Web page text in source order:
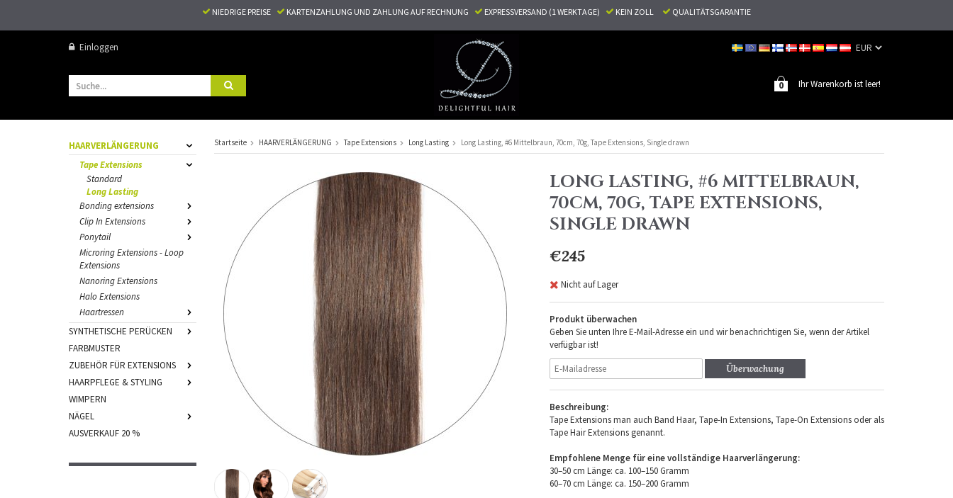
NIEDRIGE PREISE KARTENZAHLUNG UND ZAHLUNG AUF RECHNUNG EXPRESSVERSAND (1 WERKTAGE) KEIN ZOLL QUALITÄTSGARANTIE
Einloggen
Ihr Warenkorb ist leer!
0
HAARVERLÄNGERUNG
Tape Extensions
Standard
Long Lasting
Bonding extensions
Clip In Extensions
Ponytail
Microring Extensions - Loop
Extensions
Nanoring Extensions
Halo Extensions
Haartressen
SYNTHETISCHE PERÜCKEN
FARBMUSTER
ZUBEHÖR FÜR EXTENSIONS
HAARPFLEGE & STYLING
WIMPERN
NÄGEL
AUSVERKAUF 20 %
Startseite HAARVERLÄNGERUNG Tape Extensions Long Lasting Long Lasting, #6 Mittelbraun, 70cm, 70g, Tape Extensions, Single drawn
LONG LASTING, #6 MITTELBRAUN,
70CM, 70G, TAPE EXTENSIONS,
SINGLE DRAWN
€245
Nicht auf Lager
Produkt überwachen
Geben Sie unten Ihre E-Mail-Adresse ein und wir benachrichtigen Sie, wenn der Artikel
verfügbar ist!
Überwachung
Beschreibung:
Tape Extensions man auch Band Haar, Tape-In Extensions, Tape-On Extensions oder als
Tape Hair Extensions genannt.
Empfohlene Menge für eine vollständige Haarverlängerung:
30–50 cm Länge: ca. 100–150 Gramm
60–70 cm Länge: ca. 150–200 Gramm